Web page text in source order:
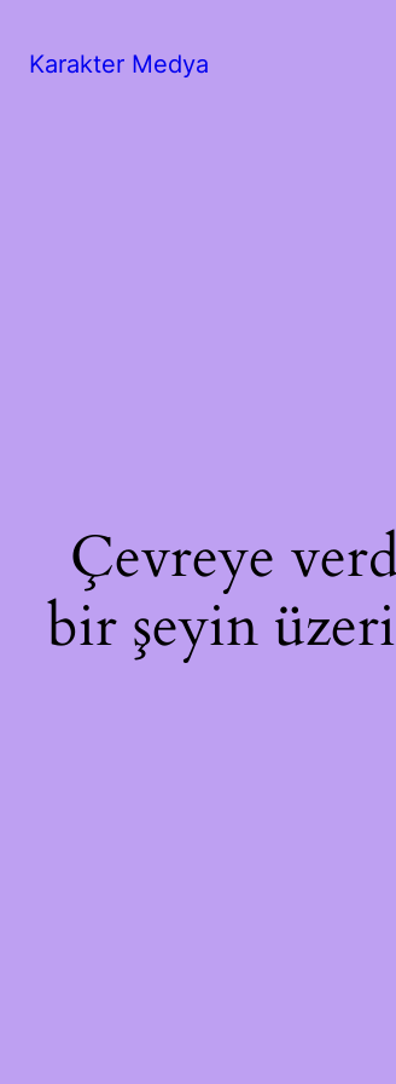
Karakter Medya
Çevreye
bir şeyin